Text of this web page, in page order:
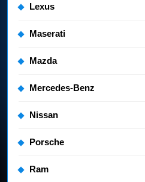
Lexus
Maserati
Mazda
Mercedes-Benz
Nissan
Porsche
Ram